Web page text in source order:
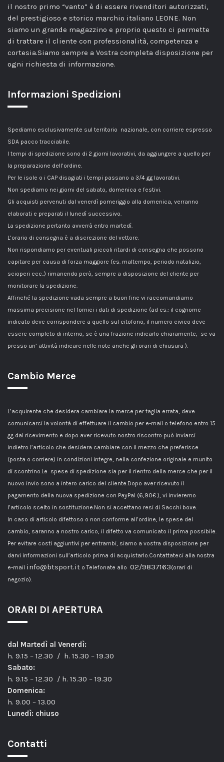
il nostro primo “vanto” è di essere rivenditori autorizzati,
del prestigioso e storico marchio italiano LEONE. Non
siamo un grande magazzino e proprio questo ci permette
di trattare il cliente con professionalità, competenza e
cortesia.Siamo sempre a Vostra completa disposizione per
ogni richiesta di informazione.
Informazioni Spedizioni
Spediamo esclusivamente sul territorio nazionale, con corriere espresso
SDA pacco tracciabile.
I tempi di spedizione sono di 2 giorni lavorativi, da aggiungere a quello per
la preparazione dell’ordine.
Per le isole o i CAP disagiati i tempi passano a 3/4 gg lavorativi.
Non spediamo nei giorni del sabato, domenica e festivi.
Gli acquisti pervenuti dal venerdì pomeriggio alla domenica, verranno
elaborati e preparati il lunedì successivo.
La spedizione pertanto avverrà entro martedì.
L’orario di consegna è a discrezione del vettore.
Non rispondiamo per eventuali piccoli ritardi di consegna che possono
capitare per causa di forza maggiore (es. maltempo, periodo natalizio,
scioperi ecc..) rimanendo però, sempre a disposizione del cliente per
monitorare la spedizione.
Affinché la spedizione vada sempre a buon fine vi raccomandiamo
massima precisione nel fornici i dati di spedizione (ad es.: il cognome
indicato deve corrispondere a quello sul citofono, il numero civico deve
essere completo di interno, se è una frazione indicarlo chiaramente, se va
presso un’ attività indicare nelle note anche gli orari di chiusura ).
Cambio Merce
L’acquirente che desidera cambiare la merce per taglia errata, deve
comunicarci la volontà di effettuare il cambio per e-mail o telefono entro 15
gg dal ricevimento e dopo aver ricevuto nostro riscontro può inviarci
indietro l’articolo che desidera cambiare con il mezzo che preferisce
(posta o corriere) in condizioni integre, nella confezione originale e munito
di scontrino.Le spese di spedizione sia per il rientro della merce che per il
nuovo invio sono a intero carico del cliente.Dopo aver ricevuto il
pagamento della nuova spedizione con PayPal (6,90€ ), vi invieremo
l’articolo scelto in sostituzione.Non si accettano resi di Sacchi boxe.
In caso di articolo difettoso o non conforme all’ordine, le spese del
cambio, saranno a nostro carico, il difetto va comunicato il prima possibile.
Per evitare costi aggiuntivi per entrambi, siamo a vostra disposizione per
darvi informazioni sull’articolo prima di acquistarlo.Contattateci alla nostra
e-mail info@btsport.it o Telefonate allo 02/9837163(orari di
negozio).
ORARI DI APERTURA
dal Martedì al Venerdì:
h. 9.15 – 12.30 / h. 15.30 – 19.30
Sabato:
h. 9.15 – 12.30 / h. 15.30 – 19.30
Domenica:
h. 9.00 – 13.00
Lunedì: chiuso
Contatti